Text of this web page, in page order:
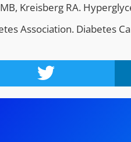
Kreisberg RA.
Association. Diabetes